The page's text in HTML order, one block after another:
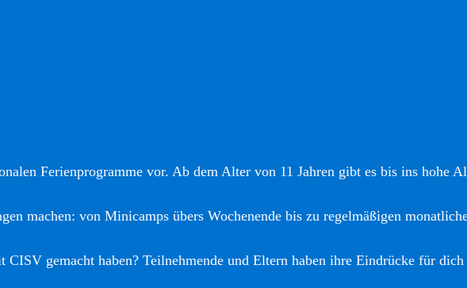
Ferienprogramme vor. Ab dem Alter von 11 Jahren gibt es bis ins hohe
machen: von Minicamps übers Wochenende bis zu regelmäßigen
gemacht haben? Teilnehmende und Eltern haben ihre Eindrücke für dich